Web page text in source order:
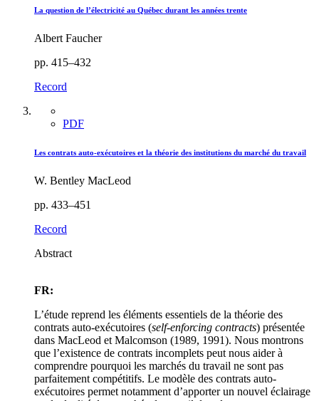
La question de l’électricité au Québec durant les années trente
Albert Faucher
pp. 415–432
Record
PDF
Les contrats auto-exécutoires et la théorie des institutions du marché du travail
W. Bentley MacLeod
pp. 433–451
Record
Abstract
FR:
L’étude reprend les éléments essentiels de la théorie des
contrats auto-exécutoires (self-enforcing contracts) présentée
dans MacLeod et Malcomson (1989, 1991). Nous montrons
que l’existence de contrats incomplets peut nous aider à
comprendre pourquoi les marchés du travail ne sont pas
parfaitement compétitifs. Le modèle des contrats auto-
exécutoires permet notamment d’apporter un nouvel éclairage